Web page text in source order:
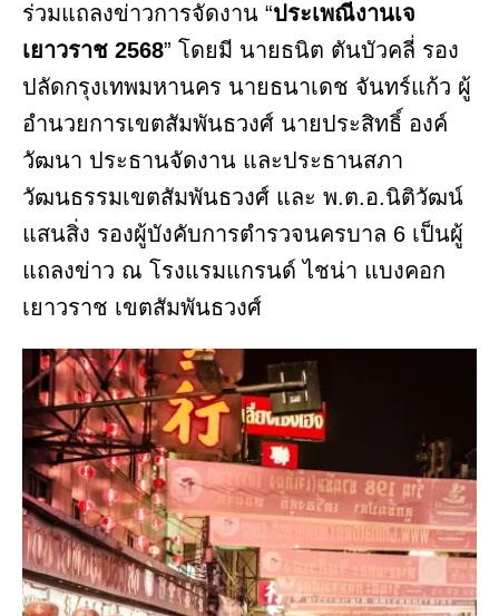
ร่วมแถลงข่าวการจัดงาน “ประเพณีงานเจ
เยาวราช 2568” โดยมี นายธนิต ตันบัวคลี่ รอง
ปลัดกรุงเทพมหานคร นายธนาเดช จันทร์แก้ว ผู้
อำนวยการเขตสัมพันธวงศ์ นายประสิทธิ์ องค์
วัฒนา ประธานจัดงาน และประธานสภา
วัฒนธรรมเขตสัมพันธวงศ์ และ พ.ต.อ.นิติวัฒน์
แสนสิ่ง รองผู้บังคับการตำรวจนครบาล 6 เป็นผู้
แถลงข่าว ณ โรงแรมแกรนด์ ไชน่า แบงคอก
เยาวราช เขตสัมพันธวงศ์